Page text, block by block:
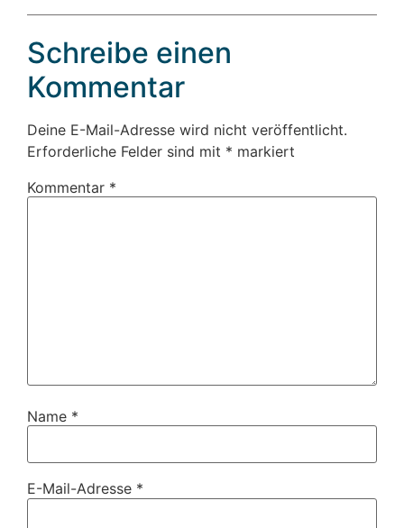
Schreibe einen
Kommentar
Deine E-Mail-Adresse wird nicht veröffentlicht.
Erforderliche Felder sind mit * markiert
Kommentar *
Name *
E-Mail-Adresse *